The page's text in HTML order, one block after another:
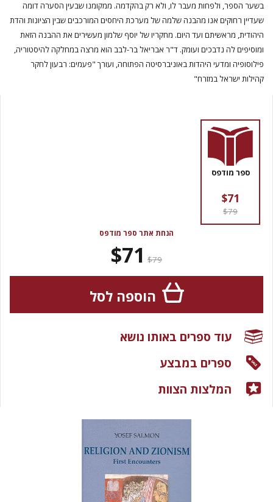
בשער הספר, ולפחות מעבר לו, ולא רק בהקדמה. ממקומנו שבעין הסערה דומה
שעדיין רחוקים אנו מהבנה שלמה של מערכת היחסים המורכבים שבין הציונות והדת
היהודית, מראשיתם ועד היום. מחקריו של יוסף שלמון מעשירים את ההבנה הזאת
ומוסיפים לה נדבכים ועומק. ד"ר אבריאל בר-לבב הוא מרצה במחלקה להיסטוריה,
פילוסופיה ומדעי היהדות באוניברסיטה הפתוחה, ועורך "פעמים: רבעון לחקר
קהילות ישראל במזרח"
ספר מודפס
$71
$79
הנחת אתר ספר מודפס
$79
$71
הוספה לסל
עוד ספרים באותו נושא
ספרים במבצע
המלצות הצוות